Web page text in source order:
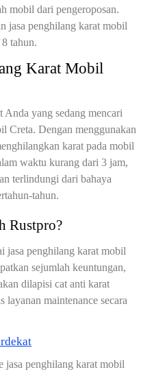
mobil dari pengeroposan.
jasa penghilang karat mobil
tahun.
Karat Mobil
yang sedang mencari
Creta. Dengan menggunakan
karat pada mobil
waktu kurang dari 3 jam,
terlindungi dari bahaya
tahun.
Rustpro?
jasa penghilang karat mobil
sejumlah keuntungan,
dilapisi cat anti karat
layanan maintenance secara
jasa penghilang karat mobil